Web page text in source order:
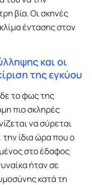
βία. Οι σκηνές
έντασης στον
και οι
της εγκύου
το φως της
πιο σκληρές
να σύρεται
ίδια ώρα που ο
στο έδαφος
ήταν σε
κατά τη